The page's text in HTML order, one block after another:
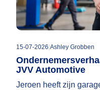
15-07-2026 Ashley Grobben
JVV Automotive
Jeroen heeft zijn